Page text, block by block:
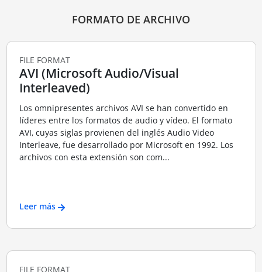
FORMATO DE ARCHIVO
FILE FORMAT
AVI (Microsoft Audio/Visual
Interleaved)
Los omnipresentes archivos AVI se han convertido en
líderes entre los formatos de audio y vídeo. El formato
AVI, cuyas siglas provienen del inglés Audio Video
Interleave, fue desarrollado por Microsoft en 1992. Los
archivos con esta extensión son com...
Leer más
FILE FORMAT